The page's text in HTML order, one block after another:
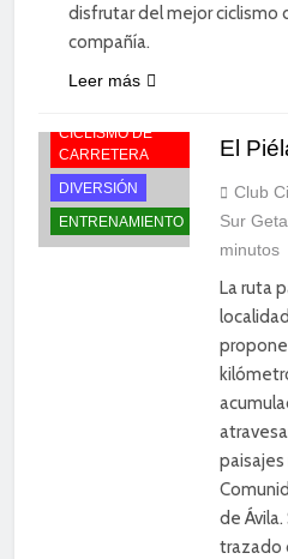
disfrutar del mejor ciclismo
compañía.
Leer más
CICLISMO DE
CARRETERA
DIVERSIÓN
ENTRENAMIENTO
El
Club
Sur
minutos
La ruta
propone
de
trazado